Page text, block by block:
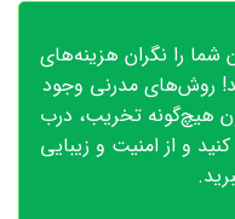
را نگران هزینه‌های
روش‌های مدرنی وجود
هیچ‌گونه تخریب، درب
و از امنیت و زیبایی